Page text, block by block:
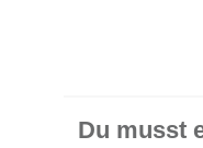
Du musst